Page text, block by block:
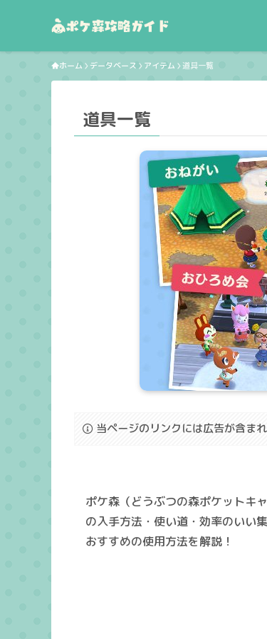
ホーム データベース アイテム 道具一覧
道具一覧
当ページのリンクには広告が含まれ
ポケ森（どうぶつの森ポケットキ
の入手方法・使い道・効率のいい
おすすめの使用方法を解説！